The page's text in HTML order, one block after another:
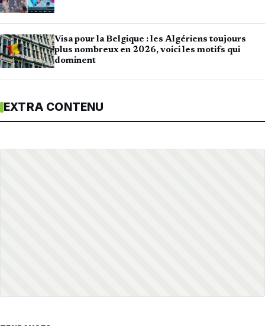
Visa pour la Belgique : les Algériens toujours
plus nombreux en 2026, voici les motifs qui
dominent
EXTRA CONTENU